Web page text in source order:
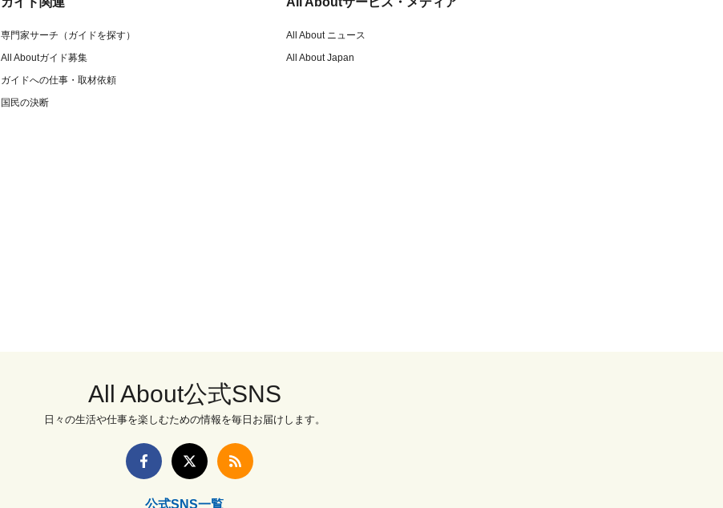
専門家サーチ（ガイドを探す）
All Aboutガイド募集
ガイドへの仕事・取材依頼
国民の決断
All About ニュース
All About Japan
All About公式SNS
日々の生活や仕事を楽しむための情報を毎日お届けします。
公式SNS一覧